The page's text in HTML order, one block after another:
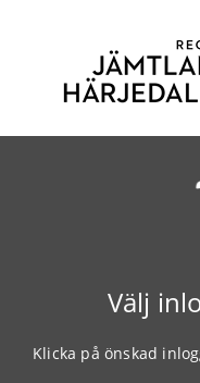
Välj
Klicka på önskad